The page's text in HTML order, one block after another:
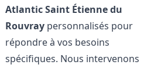
AtlanticSaint Étienne du
Rouvray personnalisés pour
répondre à vos besoins
spécifiques. Nous intervenons